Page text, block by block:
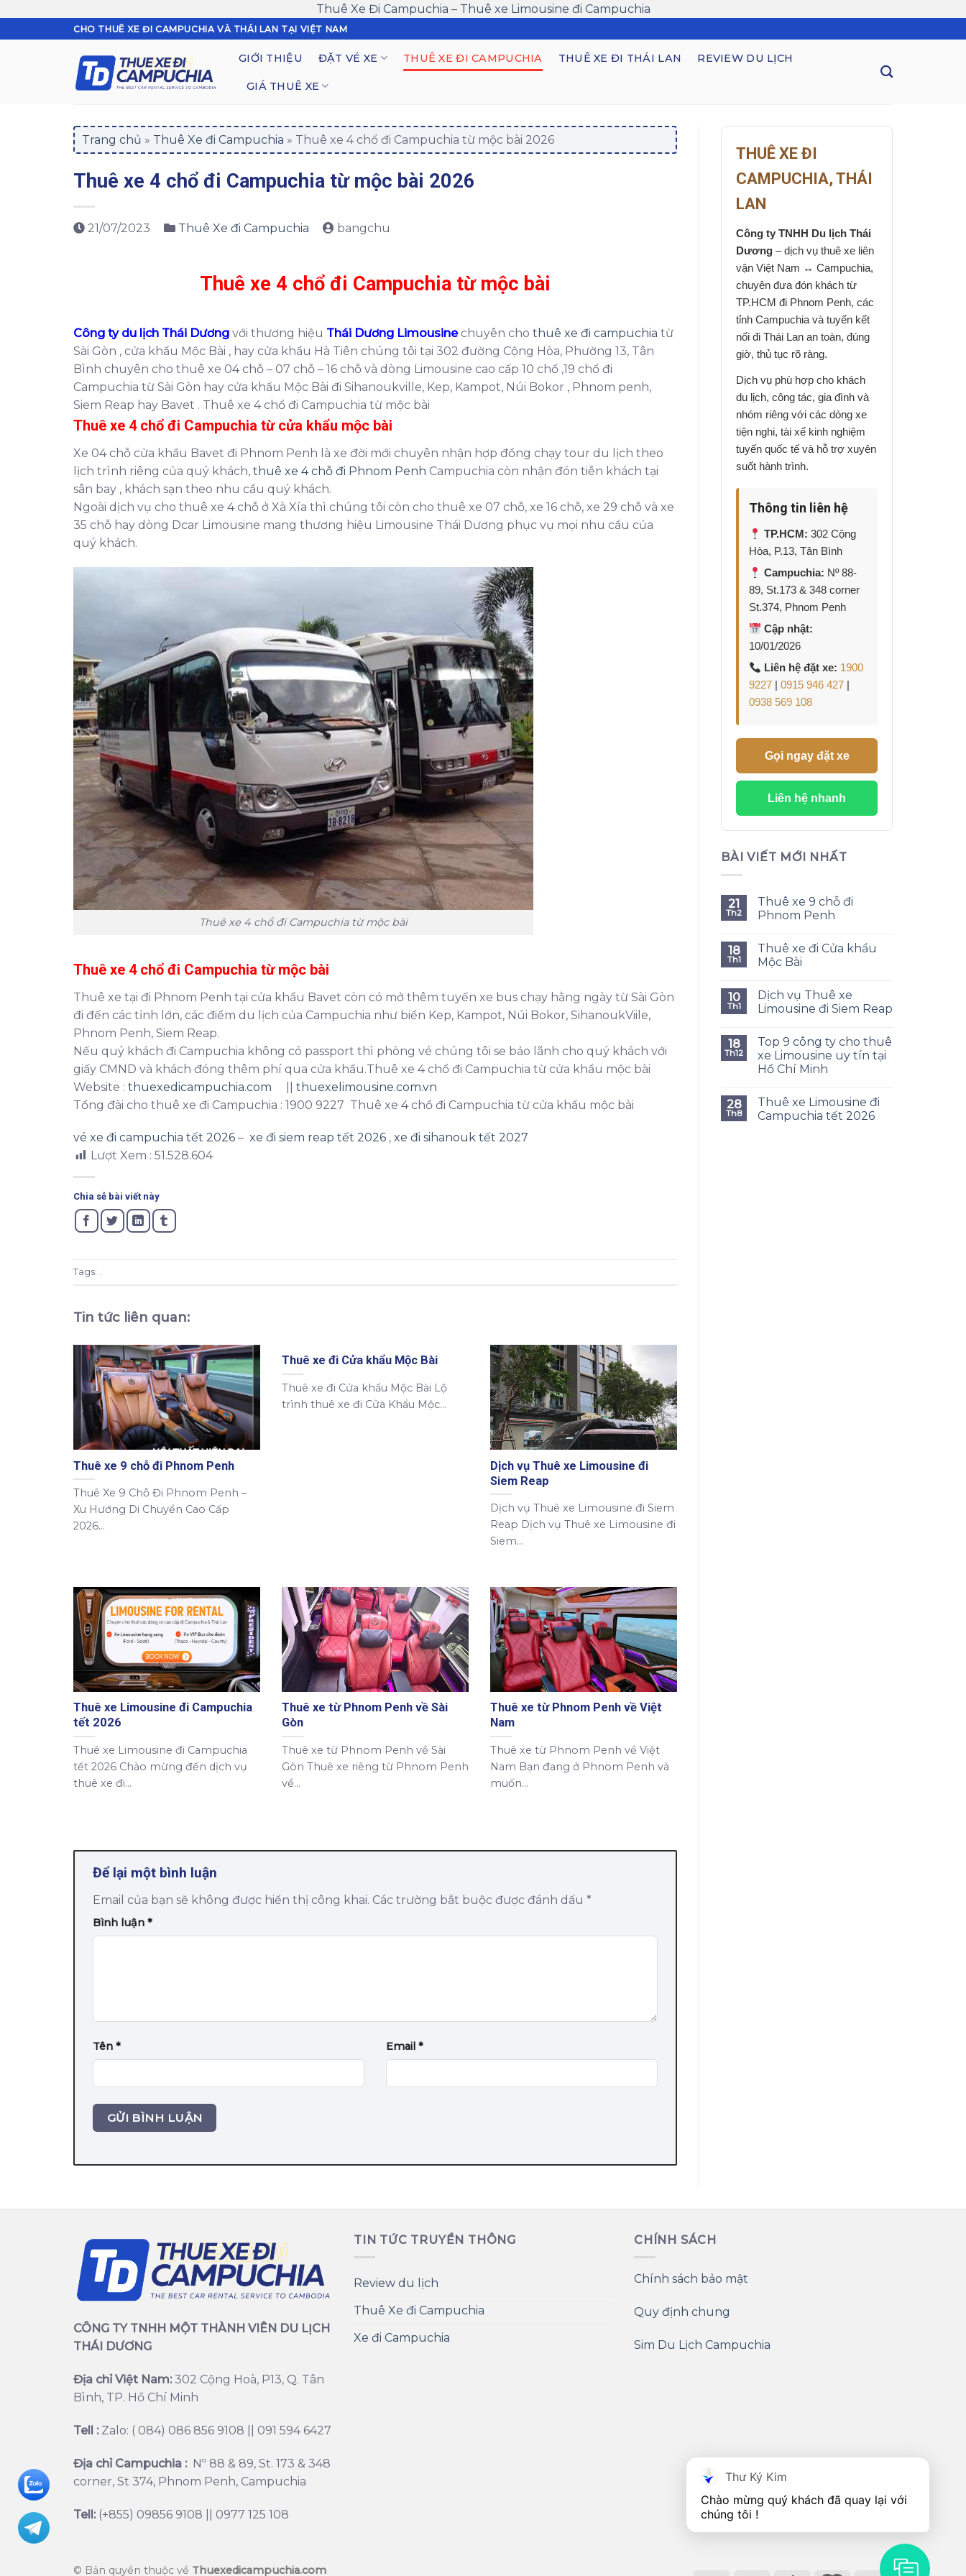
Thuê Xe Đi Campuchia – Thuê xe Limousine đi Campuchia
to
CHO THUÊ XE ĐI CAMPUCHIA VÀ THÁI LAN TẠI VIỆT NAM
GIỚI THIỆU ĐẶT VÉ XE THUÊ XE ĐI CAMPUCHIA THUÊ XE ĐI THÁI LAN REVIEW DU LỊCH
GIÁ THUÊ XE
Trang chủ » Thuê Xe đi Campuchia » Thuê xe 4 chổ đi Campuchia từ mộc bài 2026
Thuê xe 4 chổ đi Campuchia từ mộc bài 2026
21/07/2023 Thuê Xe đi Campuchia bangchu
Thuê xe 4 chổ đi Campuchia từ mộc bài
Công ty du lịch Thái Dương với thương hiệu Thái Dương Limousinechuyên cho thuê xe đi campuchia từ
Sài Gòn , cửa khẩu Mộc Bài , hay cửa khẩu Hà Tiên chúng tôi tại 302 đường Cộng Hòa, Phường 13, Tân
Bình chuyên cho thuê xe 04 chỗ – 07 chỗ – 16 chỗ và dòng Limousine cao cấp 10 chổ ,19 chổ đi
Campuchia từ Sài Gòn hay cửa khẩu Mộc Bài đi Sihanoukville, Kep, Kampot, Núi Bokor , Phnom penh,
Siem Reap hay Bavet . Thuê xe 4 chổ đi Campuchia từ mộc bài
Thuê xe 4 chổ đi Campuchia từ cửa khẩu mộc bài
Xe 04 chỗ cửa khẩu Bavet đi Phnom Penh là xe đời mới chuyên nhận hợp đồng chạy tour du lịch theo
lịch trình riêng của quý khách, thuê xe 4 chỗ đi Phnom Penh Campuchia còn nhận đón tiễn khách tại
sân bay , khách sạn theo nhu cầu quý khách.
Ngoài dịch vụ cho thuê xe 4 chỗ ở Xà Xía thì chúng tôi còn cho thuê xe 07 chỗ, xe 16 chỗ, xe 29 chỗ và xe
35 chỗ hay dòng Dcar Limousine mang thương hiệu Limousine Thái Dương phục vụ mọi nhu cầu của
quý khách.
Thuê xe 4 chổ đi Campuchia từ mộc bài
Thuê xe 4 chổ đi Campuchia từ mộc bài
Thuê xe tại đi Phnom Penh tại cửa khẩu Bavet còn có mở thêm tuyến xe bus chạy hằng ngày từ Sài Gòn
đi đến các tỉnh lớn, các điểm du lịch của Campuchia như biển Kep, Kampot, Núi Bokor, SihanoukViile,
Phnom Penh, Siem Reap.
Nếu quý khách đi Campuchia không có passport thì phòng vé chúng tôi se bảo lãnh cho quý khách với
giấy CMND và khách đóng thêm phí qua cửa khẩu.Thuê xe 4 chổ đi Campuchia từ cửa khẩu mộc bài
Website : thuexedicampuchia.com
thuexelimousine.com.vn
Tổng đài cho thuê xe đi Campuchia : 1900 9227 Thuê xe 4 chổ đi Campuchia từ cửa khẩu mộc bài
vé xe đi campuchia tết 2026 – xe đi siem reap tết 2026 , xe đi sihanouk tết 2027
Lượt Xem : 51.528.604
Chia sẻ bài viết này
Tags: .
Tin tức liên quan:
Thuê xe 9 chỗ đi Phnom Penh
Thuê Xe 9 Chỗ Đi Phnom Penh –
Xu Hướng Di Chuyển Cao Cấp
2026...
Thuê xe đi Cửa khẩu Mộc Bài
Thuê xe đi Cửa khẩu Mộc Bài Lộ
trình thuê xe đi Cửa Khẩu Mộc...
Dịch vụ Thuê xe Limousine đi
Siem Reap
Dịch vụ Thuê xe Limousine đi Siem
Reap Dịch vụ Thuê xe Limousine đi
Siem...
Thuê xe Limousine đi Campuchia
tết 2026
Thuê xe Limousine đi Campuchia
tết 2026 Chào mừng đến dịch vụ
thuê xe đi...
Thuê xe từ Phnom Penh về Sài
Gòn
Thuê xe từ Phnom Penh về Sài
Gòn Thuê xe riêng từ Phnom Penh
về...
Thuê xe từ Phnom Penh về Việt
Nam
Thuê xe từ Phnom Penh về Việt
Nam Bạn đang ở Phnom Penh và
muốn...
Để lại một bình luận
Email của bạn sẽ không được hiển thị công khai. Các trường bắt buộc được đánh dấu *
Bình luận *
Tên * Email *
THUÊ XE ĐI
CAMPUCHIA, THÁI
LAN
Công ty TNHH Du lịch Thái
Dương – dịch vụ thuê xe liên
vận Việt Nam ↔ Campuchia,
chuyên đưa đón khách từ
TP.HCM đi Phnom Penh, các
tỉnh Campuchia và tuyến kết
nối đi Thái Lan an toàn, đúng
giờ, thủ tục rõ ràng.
Dịch vụ phù hợp cho khách
du lịch, công tác, gia đình và
nhóm riêng với các dòng xe
tiện nghi, tài xế kinh nghiệm
tuyến quốc tế và hỗ trợ xuyên
suốt hành trình.
Thông tin liên hệ
TP.HCM: 302 Cộng
Hòa, P.13, Tân Bình
Campuchia: Nº 88-
89, St.173 & 348 corner
St.374, Phnom Penh
Cập nhật:
10/01/2026
Liên hệ đặt xe: 1900
9227 | 0915 946 427 |
0938 569 108
Gọi ngay đặt xe
Liên hệ nhanh
BÀI VIẾT MỚI NHẤT
21
Th2
Thuê xe 9 chỗ đi
Phnom Penh
18
Th1
Thuê xe đi Cửa khẩu
Mộc Bài
10
Th1
Dịch vụ Thuê xe
Limousine đi Siem Reap
18
Th12
Top 9 công ty cho thuê
xe Limousine uy tín tại
Hồ Chí Minh
28
Th8
Thuê xe Limousine đi
Campuchia tết 2026
CÔNG TY TNHH MỘT THÀNH VIÊN DU LỊCH
THÁI DƯƠNG
Địa chỉ Việt Nam:302 Cộng Hoà, P13, Q. Tân
Bình, TP. Hồ Chí Minh
Tell :Zalo: ( 084) 086 856 9108 || 091 594 6427
Địa chỉ Campuchia :Nº 88 & 89, St. 173 & 348
corner, St 374, Phnom Penh, Campuchia
Tell:(+855) 09856 9108 || 0977 125 108
TIN TỨC TRUYỀN THÔNG
Review du lịch
Thuê Xe đi Campuchia
Xe đi Campuchia
CHÍNH SÁCH
Chính sách bảo mật
Quy định chung
Sim Du Lịch Campuchia
© Bản quyền thuộc về Thuexedicampuchia.com
Thư Ký Kim
Chào mừng quý khách đã quay lại với
chúng tôi !